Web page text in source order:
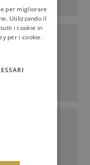
per migliorare
Utilizzando il
i cookie in
per i cookie.